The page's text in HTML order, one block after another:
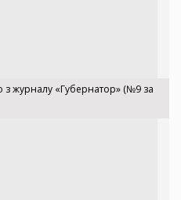
журналу «Губернатор» (№9 за